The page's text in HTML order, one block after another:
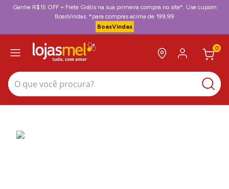
Ganhe R$15 OFF + Frete Grátis na sua primeira compra no site*. Use cupom
BoasVindas. *para compras acima de 199,99
BoasVindas
0
O que você procura?